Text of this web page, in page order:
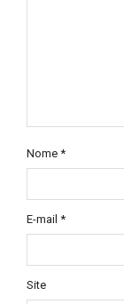
Nome *
E-mail *
Site